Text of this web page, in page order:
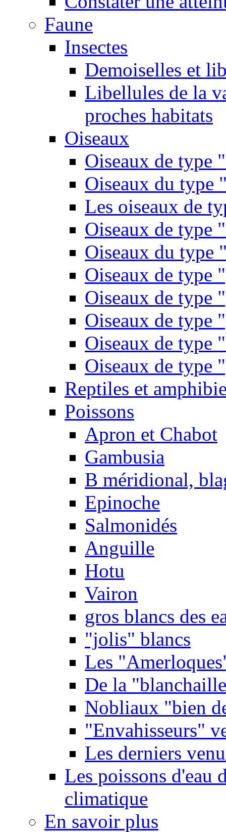
Faune
Insectes
Demoiselles et
Libellules de la
proches habitats
Oiseaux
Oiseaux de type
Oiseaux du type
Les oiseaux de
Oiseaux de type
Oiseaux du type
Oiseaux de type
Oiseaux de type
Oiseaux de type
Oiseaux de type
Oiseaux de type
Reptiles et
Poissons
Apron et Chabot
Gambusia
B méridional,
Epinoche
Salmonidés
Anguille
Hotu
Vairon
gros blancs des
"jolis" blancs
Les
De la
Nobliaux "bien
"Envahisseurs"
Les derniers
Les poissons d'eau
climatique
En savoir plus